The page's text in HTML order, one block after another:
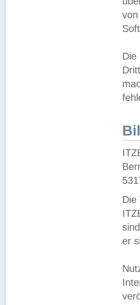
Die
Die
er